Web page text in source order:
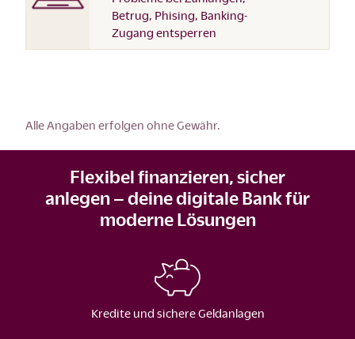
Betrug, Phising, Banking-
Zugang entsperren
Alle Angaben erfolgen ohne Gewähr.
Flexibel finanzieren, sicher
anlegen – deine digitale Bank für
moderne Lösungen
Kredite und sichere Geldanlagen